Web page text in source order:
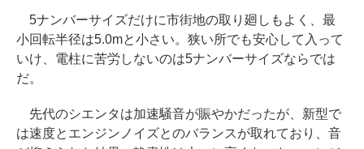
5ナンバーサイズだけに市街地の取り廻しもよく、最
小回転半径は5.0mと小さい。狭い所でも安心して入って
いけ、電柱に苦労しないのは5ナンバーサイズならでは
だ。
先代のシエンタは加速騒音が賑やかだったが、新型で
は速度とエンジンノイズとのバランスが取れており、音